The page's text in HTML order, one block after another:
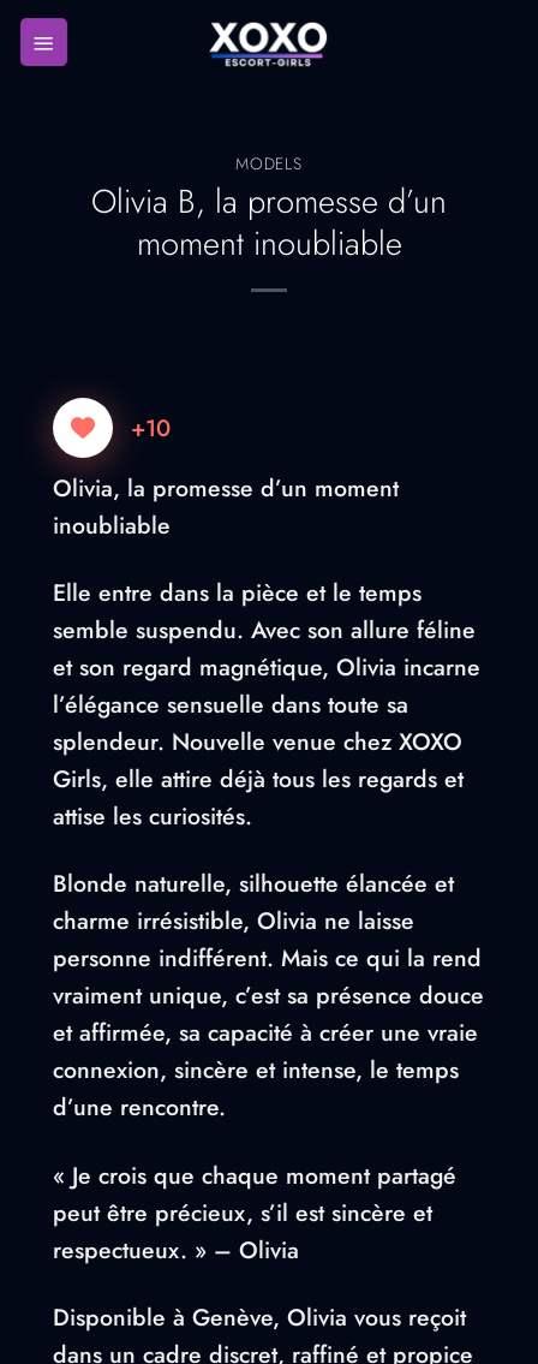
Passer
au
MODELS
Olivia B, la promesse d’un
moment inoubliable
+10
Olivia, la promesse d’un moment
inoubliable
Elle entre dans la pièce et le temps
semble suspendu. Avec son allure féline
et son regard magnétique, Olivia incarne
l’élégance sensuelle dans toute sa
splendeur. Nouvelle venue chez XOXO
Girls, elle attire déjà tous les regards et
attise les curiosités.
Blonde naturelle, silhouette élancée et
charme irrésistible, Olivia ne laisse
personne indifférent. Mais ce qui la rend
vraiment unique, c’est sa présence douce
et affirmée, sa capacité à créer une vraie
connexion, sincère et intense, le temps
d’une rencontre.
« Je crois que chaque moment partagé
peut être précieux, s’il est sincère et
respectueux. » – Olivia
Disponible à Genève, Olivia vous reçoit
dans un cadre discret, raffiné et propice